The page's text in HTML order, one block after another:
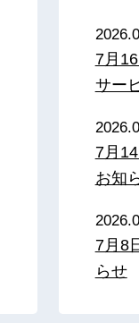
7月
サー
7月
お知
7月8
らせ